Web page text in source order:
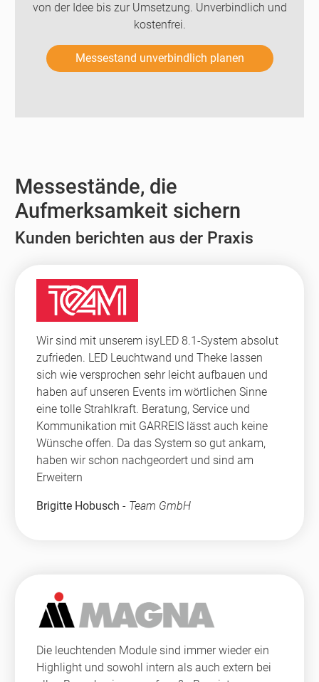
von der Idee bis zur Umsetzung. Unverbindlich und
kostenfrei.
Messestand unverbindlich planen
Messestände, die
Aufmerksamkeit sichern
Kunden berichten aus der Praxis
Wir sind mit unserem isyLED 8.1-System absolut
zufrieden. LED Leuchtwand und Theke lassen
sich wie versprochen sehr leicht aufbauen und
haben auf unseren Events im wörtlichen Sinne
eine tolle Strahlkraft. Beratung, Service und
Kommunikation mit GARREIS lässt auch keine
Wünsche offen. Da das System so gut ankam,
haben wir schon nachgeordert und sind am
Erweitern
Brigitte Hobusch - Team GmbH
Die leuchtenden Module sind immer wieder ein
Highlight und sowohl intern als auch extern bei